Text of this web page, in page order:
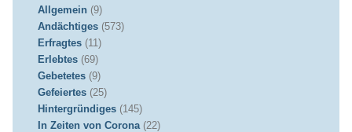
Allgemein (9)
Andächtiges(573)
Erfragtes(11)
Erlebtes(69)
Gebetetes(9)
Gefeiertes(25)
Hintergründiges(145)
In Zeiten von Corona(22)